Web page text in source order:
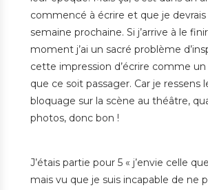
commencé à écrire et que je devrais
semaine prochaine. Si j’arrive à le
moment j’ai un sacré problème
cette impression d’écrire comme
que ce soit passager. Car je ressens
bloquage sur la scène au théâtre,
photos, donc bon !
J’étais partie pour 5 « j’envie celle
mais vu que je suis incapable de ne